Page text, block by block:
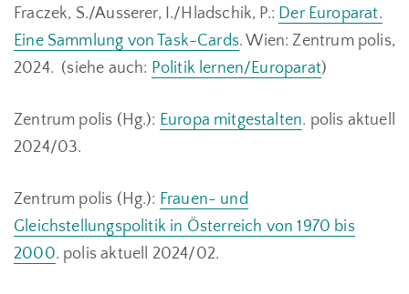
Fraczek, S./Ausserer, I./Hladschik, P.: Der Europarat.
Eine Sammlung von Task-Cards. Wien: Zentrum polis,
2024. (siehe auch: Politik lernen/Europarat)
Zentrum polis (Hg.): Europa mitgestalten. polis aktuell
2024/03.
Zentrum polis (Hg.): Frauen- und
Gleichstellungspolitik in Österreich von 1970 bis
2000. polis aktuell 2024/02.